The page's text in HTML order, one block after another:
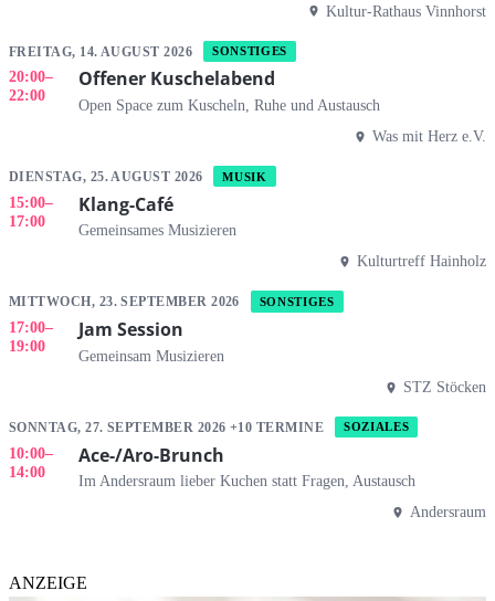
Kultur-Rathaus Vinnhorst
FREITAG, 14. AUGUST 2026 SONSTIGES
20:00–
22:00
Offener Kuschelabend
Open Space zum Kuscheln, Ruhe und Austausch
Was mit Herz e.V.
DIENSTAG, 25. AUGUST 2026 MUSIK
15:00–
17:00
Klang-Café
Gemeinsames Musizieren
Kulturtreff Hainholz
MITTWOCH, 23. SEPTEMBER 2026 SONSTIGES
17:00–
19:00
Jam Session
Gemeinsam Musizieren
STZ Stöcken
SONNTAG, 27. SEPTEMBER 2026 +10 TERMINE SOZIALES
10:00–
14:00
Ace-/Aro-Brunch
Im Andersraum lieber Kuchen statt Fragen, Austausch
Andersraum
ANZEIGE